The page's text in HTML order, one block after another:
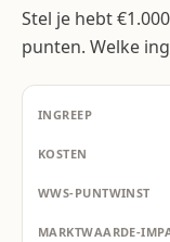
Stel je hebt
punten. Welke